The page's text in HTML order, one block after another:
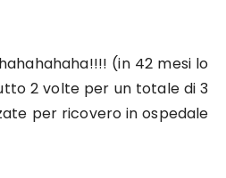
(in 42 mesi lo
2 volte per un totale di 3
per ricovero in ospedale